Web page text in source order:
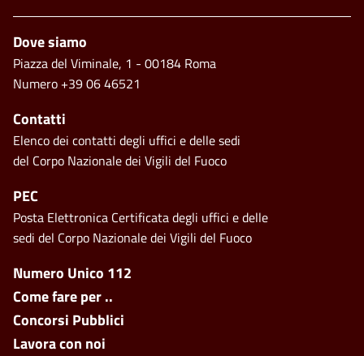
Footer side menu
Numero Unico 112
Come fare per ..
Concorsi Pubblici
Lavora con noi
Footer
Dove siamo
Piazza del Viminale, 1 - 00184 Roma
Numero +39 06 46521
Contatti
Elenco dei contatti degli uffici e delle sedi
del Corpo Nazionale dei Vigili del Fuoco
PEC
Posta Elettronica Certificata degli uffici e delle
sedi del Corpo Nazionale dei Vigili del Fuoco